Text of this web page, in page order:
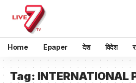
Home Epaper देश विदेश
Tag: INTERNATIONAL